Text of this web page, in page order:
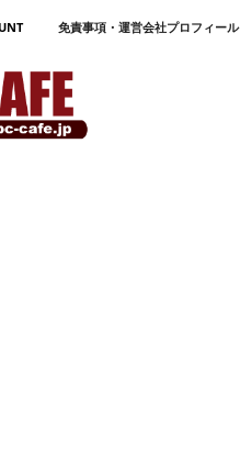
免責事項・運営会社プロフィール